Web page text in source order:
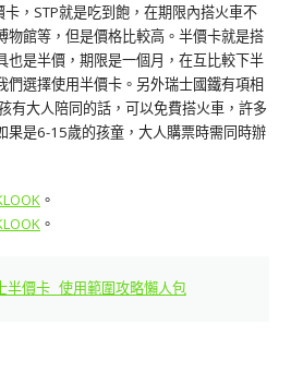
，STP就是吃到飽，在期限內搭火車不
物館等，但是價格比較高。半價卡就是搭
也是半價，期限是一個月，在互比較下半
們選擇使用半價卡。另外瑞士國鐵有項相
有大人陪同的話，可以免費搭火車，許多
果是6-15歲的孩童，大人購票時需同時辦
。
。
價卡 使用範圍攻略懶人包